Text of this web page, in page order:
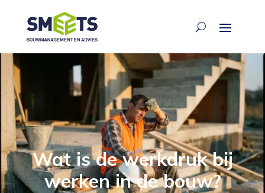
Wat is de werkdruk bij
werken in de bouw?